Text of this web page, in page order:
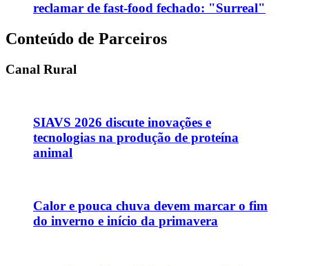
reclamar de fast-food fechado: "Surreal"
Conteúdo de Parceiros
Canal Rural
SIAVS 2026 discute inovações e
tecnologias na produção de proteína
animal
Calor e pouca chuva devem marcar o fim
do inverno e início da primavera